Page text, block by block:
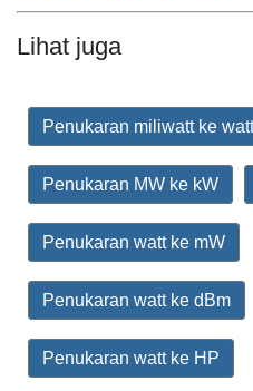
Lihat juga
Penukaran miliwatt ke watt
Penukaran MW ke kW
Penukaran watt ke mW
Penukaran watt ke dBm
Penukaran watt ke HP